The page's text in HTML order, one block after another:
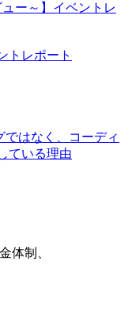
ュー～】イベントレ
トレポート
ではなく、コーディ
ている理由
体制、